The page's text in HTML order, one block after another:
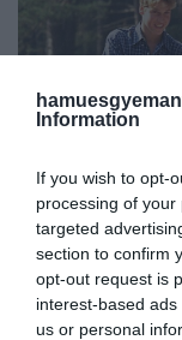
Information
If you wish to opt-
processing of
targeted
section to confirm
opt-out request is
interest-based
us or personal